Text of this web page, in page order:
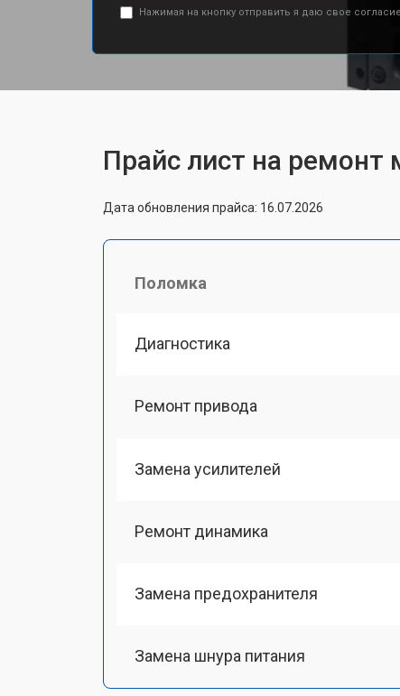
Нажимая на кнопку отправить я даю свое
Прайс лист на ремонт
Дата обновления прайса: 16.07.2026
Поломка
Диагностика
Ремонт привода
Замена усилителей
Ремонт динамика
Замена предохранителя
Замена шнура питания